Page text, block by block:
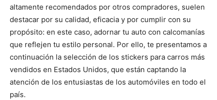
altamente recomendados por otros compradores, suelen
destacar por su calidad, eficacia y por cumplir con su
propósito: en este caso, adornar tu auto con calcomanías
que reflejen tu estilo personal. Por ello, te presentamos a
continuación la selección de los stickers para carros más
vendidos en Estados Unidos, que están captando la
atención de los entusiastas de los automóviles en todo el
país.